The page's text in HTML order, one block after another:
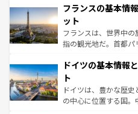
なお、新着のイタリア
しい。
文化が根付くこの国で
れる闘牛、そして美味
る。首都マドリード
アートに溢れた街角か
せる。地方によって風
ンテンツ一覧 を参照し
フランスの基本情
ット
フランスは、世界中
指の観光地だ。首都パ
で、幅広い魅力が詰ま
聖堂、美しいビーチ、
から魅了する。また
れ、フランス料理は
ドイツの基本情報
ト
ドイツは、豊かな歴
の中心に位置する国